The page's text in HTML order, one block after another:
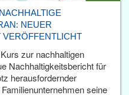
NEUER
zur nachhaltigen
Nachhaltigkeitsbericht für
herausfordernder
seine